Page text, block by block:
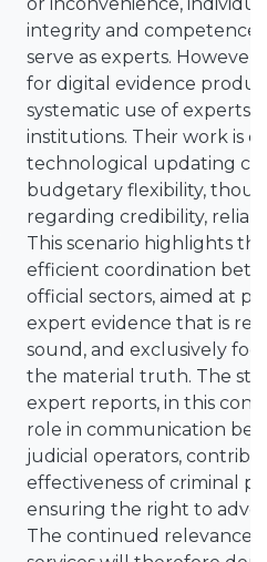
integrity and competence
serve as experts.
for digital evidence
systematic use of experts
institutions. Their work is
technological updating
budgetary flexibility,
regarding credibility,
This scenario highlights
efficient coordination
official sectors, aimed at
expert evidence that is
sound, and exclusively
the material truth. The
expert reports, in this
role in communication
judicial operators,
effectiveness of criminal
ensuring the right to
The continued relevance